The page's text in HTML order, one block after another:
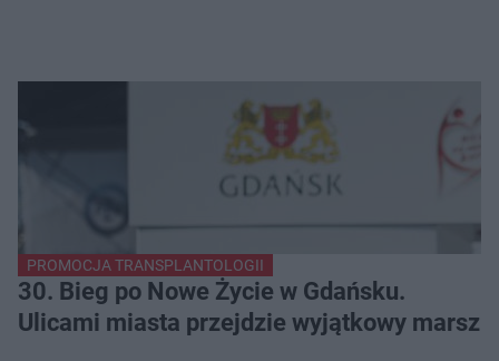
PROMOCJA TRANSPLANTOLOGII
30. Bieg po Nowe Życie w Gdańsku.
Ulicami miasta przejdzie wyjątkowy marsz